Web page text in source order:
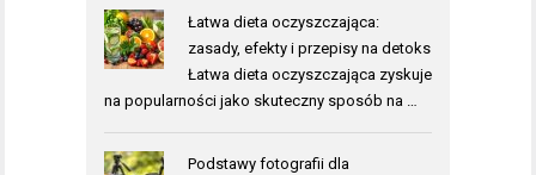
Łatwa dieta oczyszczająca:
zasady, efekty i przepisy na detoks
Łatwa dieta oczyszczająca zyskuje
na popularności jako skuteczny sposób na …
Podstawy fotografii dla